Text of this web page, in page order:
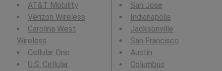
AT&T Mobility
Verizon Wireless
Carolina West
Wireless
Cellular One
U.S. Cellular
San Jose
Indianapolis
Jacksonville
San Francisco
Austin
Columbus